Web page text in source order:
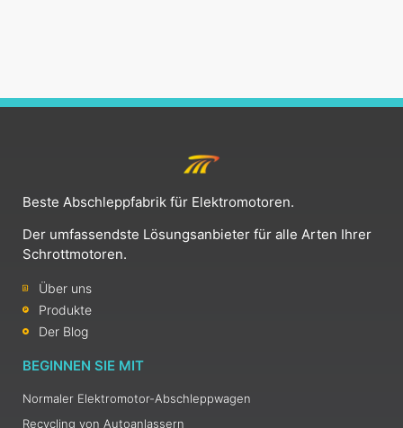
Beste Abschleppfabrik für Elektromotoren.
Der umfassendste Lösungsanbieter für alle Arten Ihrer
Schrottmotoren.
Über uns
Produkte
Der Blog
BEGINNEN SIE MIT
Normaler Elektromotor-Abschleppwagen
Recycling von Autoanlassern